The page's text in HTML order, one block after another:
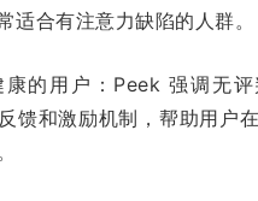
适合有注意力缺陷的人群。
的用户：Peek 强调无
馈和激励机制，帮助用户